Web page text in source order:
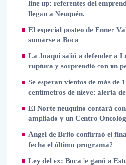
line up: referentes del
llegan a Neuquén.
El especial posteo de Enner
sumarse a Boca
La Joaqui salió a defender a
ruptura y sorprendió con un
Se esperan vientos de más de
centímetros de nieve: alerta
El Norte neuquino contará
ampliado y un Centro
Ángel de Brito confirmó el
fecha el último programa?
Ley del ex: Boca le ganó a